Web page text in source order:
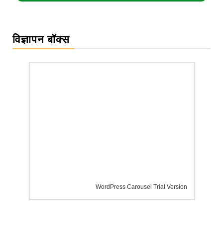
विज्ञापन बॉक्स
WordPress Carousel Trial Version